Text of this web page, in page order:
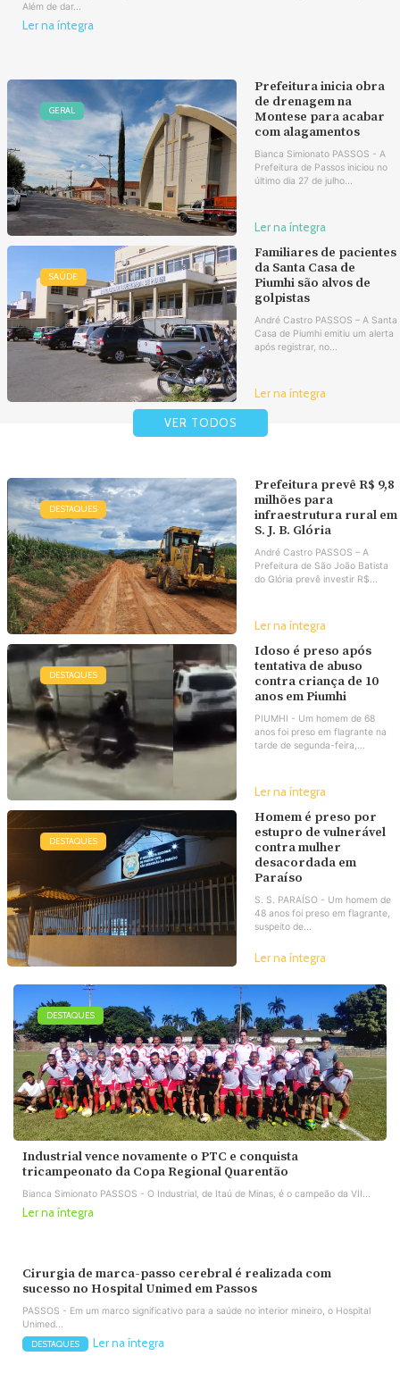
Além de dar...
Ler na íntegra
GERAL
Prefeitura inicia obra
de drenagem na
Montese para acabar
com alagamentos
Bianca Simionato PASSOS - A
Prefeitura de Passos iniciou no
último dia 27 de julho...
Ler na íntegra
SAÚDE
Familiares de pacientes
da Santa Casa de
Piumhi são alvos de
golpistas
André Castro PASSOS – A Santa
Casa de Piumhi emitiu um alerta
após registrar, no...
Ler na íntegra
VER TODOS
DESTAQUES
Prefeitura prevê R$ 9,8
milhões para
infraestrutura rural em
S. J. B. Glória
André Castro PASSOS – A
Prefeitura de São João Batista
do Glória prevê investir R$...
Ler na íntegra
DESTAQUES
Idoso é preso após
tentativa de abuso
contra criança de 10
anos em Piumhi
PIUMHI - Um homem de 68
anos foi preso em flagrante na
tarde de segunda-feira,...
Ler na íntegra
DESTAQUES
Homem é preso por
estupro de vulnerável
contra mulher
desacordada em
Paraíso
S. S. PARAÍSO - Um homem de
48 anos foi preso em flagrante,
suspeito de...
Ler na íntegra
DESTAQUES
Industrial vence novamente o PTC e conquista
tricampeonato da Copa Regional Quarentão
Bianca Simionato PASSOS - O Industrial, de Itaú de Minas, é o campeão da VII...
Ler na íntegra
Cirurgia de marca-passo cerebral é realizada com
sucesso no Hospital Unimed em Passos
PASSOS - Em um marco significativo para a saúde no interior mineiro, o Hospital
Unimed...
DESTAQUES Ler na íntegra